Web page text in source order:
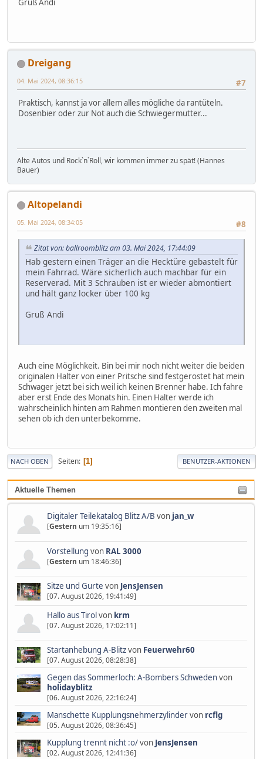
Aktuelle Themen
Digitaler Teilekatalog Blitz A/B von jan_w
[Gestern um 19:35:16]
Vorstellung von RAL 3000
[Gestern um 18:46:36]
Sitze und Gurte von JensJensen
[07. August 2026, 19:41:49]
Hallo aus Tirolvon krm
[07. August 2026, 17:02:11]
Startanhebung A-Blitzvon Feuerwehr60
[07. August 2026, 08:28:38]
Gegen das Sommerloch: A-Bombers Schwedenvon
holidayblitz
[06. August 2026, 22:16:24]
Manschette Kupplungsnehmerzylindervon rcflg
[05. August 2026, 08:36:45]
Kupplung trennt nicht :o/von JensJensen
[02. August 2026, 12:41:36]
Gruß Andi
Dreigang
#7
04. Mai 2024, 08:36:15
Praktisch, kannst ja vor allem alles mögliche da rantüteln.
Dosenbier oder zur Not auch die Schwiegermutter...
Alte Autos und RockˋnˋRoll, wir kommen immer zu spät! (Hannes
Bauer)
Altopelandi
#8
05. Mai 2024, 08:34:05
Zitat von: ballroomblitz am 03. Mai 2024, 17:44:09
Hab gestern einen Träger an die Hecktüre gebastelt für
mein Fahrrad. Wäre sicherlich auch machbar für ein
Reserverad. Mit 3 Schrauben ist er wieder abmontiert
und hält ganz locker über 100 kg
Gruß Andi
Auch eine Möglichkeit. Bin bei mir noch nicht weiter die beiden
originalen Halter von einer Pritsche sind festgerostet hat mein
Schwager jetzt bei sich weil ich keinen Brenner habe. Ich fahre
aber erst Ende des Monats hin. Einen Halter werde ich
wahrscheinlich hinten am Rahmen montieren den zweiten mal
sehen ob ich den unterbekomme.
NACH OBEN Seiten 1 BENUTZER-AKTIONEN